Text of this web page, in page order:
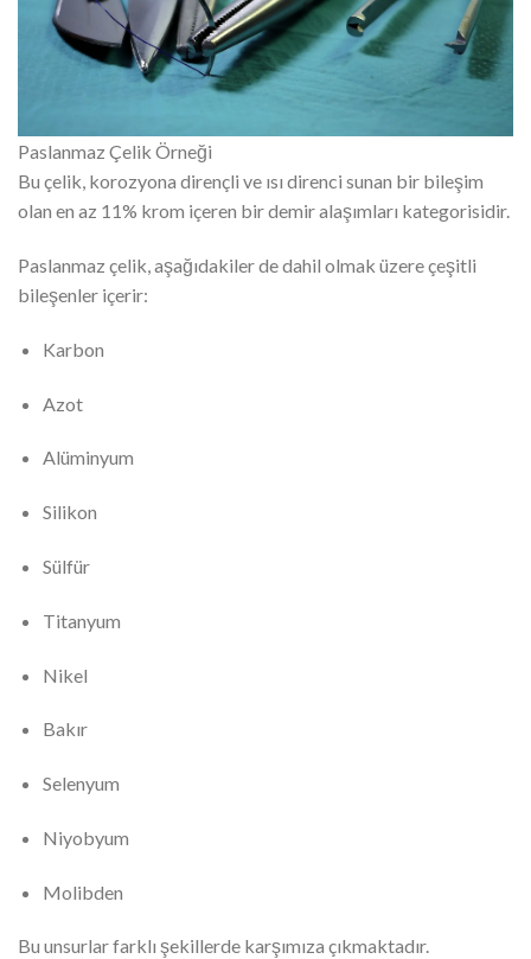
Paslanmaz Çelik Örneği
Bu çelik, korozyona dirençli ve ısı direnci sunan bir bileşim
olan en az 11% krom içeren bir demir alaşımları kategorisidir.
Paslanmaz çelik, aşağıdakiler de dahil olmak üzere çeşitli
bileşenler içerir:
Karbon
Azot
Alüminyum
Silikon
Sülfür
Titanyum
Nikel
Bakır
Selenyum
Niyobyum
Molibden
Bu unsurlar farklı şekillerde karşımıza çıkmaktadır.